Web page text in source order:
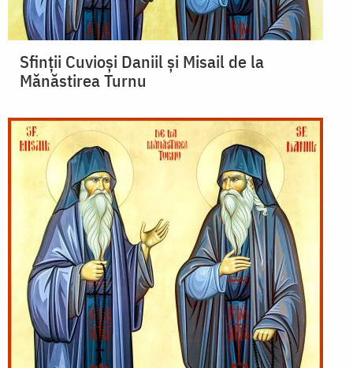
Sfinții Cuvioși Daniil și Misail de la
Mănăstirea Turnu